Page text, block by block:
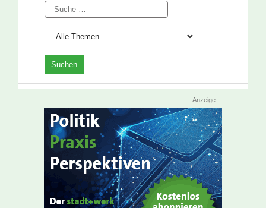
Suche
Anzeige